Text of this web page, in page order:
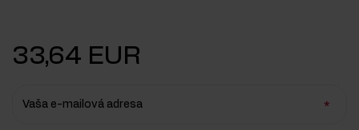
33,64 EUR
Vaša e-mailová adresa